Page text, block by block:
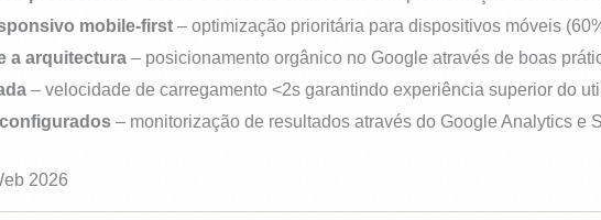
mobile-first– optimização prioritária para dispositivos móveis
a arquitectura– posicionamento orgânico no Google através de boas
– velocidade de carregamento <2s garantindo experiência superior do
– monitorização de resultados através do Google Analytics e
2026